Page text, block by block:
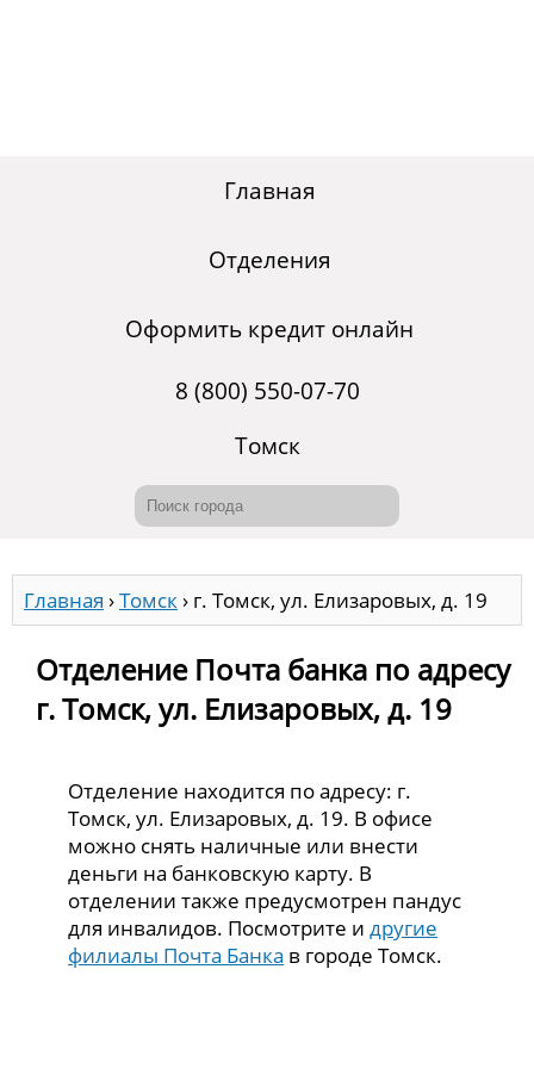
Главная
Отделения
Оформить кредит онлайн
8 (800) 550-07-70
Томск
Главная ›Томск› г. Томск, ул. Елизаровых, д. 19
Отделение Почта банка по адресу
г. Томск, ул. Елизаровых, д. 19
Отделение находится по адресу: г.
Томск, ул. Елизаровых, д. 19. В офисе
можно снять наличные или внести
деньги на банковскую карту. В
отделении также предусмотрен пандус
для инвалидов. Посмотрите идругие
филиалы Почта Банка в городе Томск.